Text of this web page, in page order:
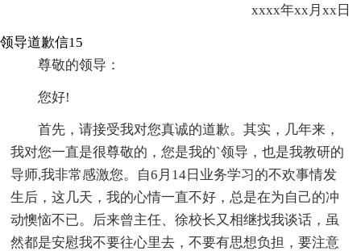
xxxx年xx月xx日
领导道歉信15
尊敬的领导：
您好!
首先，请接受我对您真诚的道歉。其实，几年来，
我对您一直是很尊敬的，您是我的`领导，也是我教研的
导师,我非常感激您。自6月14日业务学习的不欢事情发
生后，这几天，我的心情一直不好，总是在为自己的冲
动懊恼不已。后来曾主任、徐校长又相继找我谈话，虽
然都是安慰我不要往心里去，不要有思想负担，要注意